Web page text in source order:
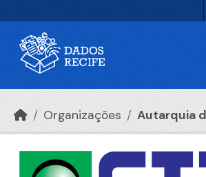
Organizações Autarquia